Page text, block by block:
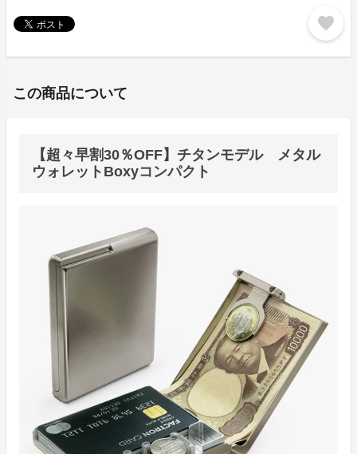
favorite
この商品について
【超々早割30％OFF】チタンモデル メタル
ウォレットBoxyコンパクト